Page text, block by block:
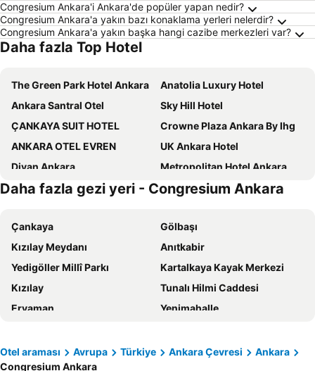
Congresium Ankara'i Ankara'de popüler yapan nedir?
Congresium Ankara'a yakın bazı konaklama yerleri nelerdir?
Congresium Ankara'a yakın başka hangi cazibe merkezleri var?
Daha fazla Top Hotel
The Green Park Hotel Ankara
Anatolia Luxury Hotel
Ankara Santral Otel
Sky Hill Hotel
ÇANKAYA SUIT HOTEL
Crowne Plaza Ankara By Ihg
ANKARA OTEL EVREN
UK Ankara Hotel
Divan Ankara
Metropolitan Hotel Ankara
ibis Styles Ankara
Ankara HiltonSA
Ramada by Wyndham Ankara
Sheraton Ankara Hotel & Convention Center
Radisson Blu Hotel, Ankara
Hotel Cinnah
Akman Premium Hotel
The Ankara Hotel
Check Inn
JW Marriott Hotel Ankara
Occidental Ankara
Aldino Hotel & Spa
Holiday Inn Ankara - Cukurambar By Ihg
Gurkent Hotel
Daha fazla gezi yeri - Congresium Ankara
Çankaya
Gölbaşı
Kızılay Meydanı
Anıtkabir
Yedigöller Millî Parkı
Kartalkaya Kayak Merkezi
Kızılay
Tunalı Hilmi Caddesi
Eryaman
Yenimahalle
Odunpazarı
Ankara Esenboğa Havalimanı
Otel araması Avrupa Türkiye Ankara Çevresi
Ankara
Congresium Ankara